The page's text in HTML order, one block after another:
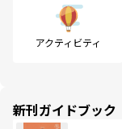
アクティビティ
新刊ガイドブック